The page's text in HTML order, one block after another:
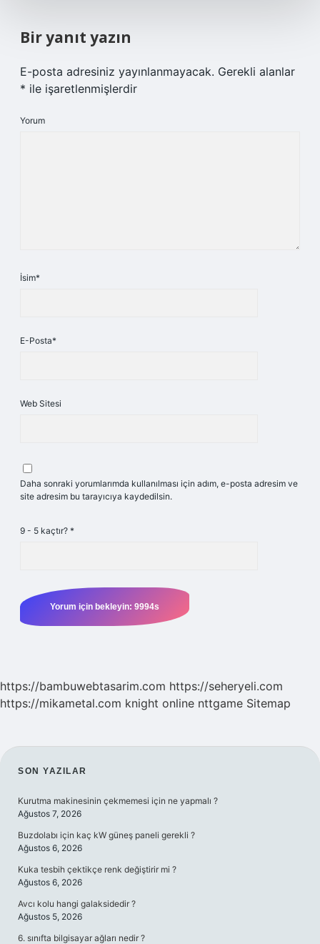
Bir yanıt yazın
E-posta adresiniz yayınlanmayacak. Gerekli alanlar
* ile işaretlenmişlerdir
Yorum
İsim*
E-Posta*
Web Sitesi
Daha sonraki yorumlarımda kullanılması için adım, e-posta adresim ve
site adresim bu tarayıcıya kaydedilsin.
9 - 5 kaçtır? *
https://bambuwebtasarim.com https://seheryeli.com
https://mikametal.com knight online nttgame Sitemap
SIDEBAR
SON YAZILAR
Kurutma makinesinin çekmemesi için ne yapmalı ?
Ağustos 7, 2026
Buzdolabı için kaç kW güneş paneli gerekli ?
Ağustos 6, 2026
Kuka tesbih çektikçe renk değiştirir mi ?
Ağustos 6, 2026
Avcı kolu hangi galaksidedir ?
Ağustos 5, 2026
6. sınıfta bilgisayar ağları nedir ?